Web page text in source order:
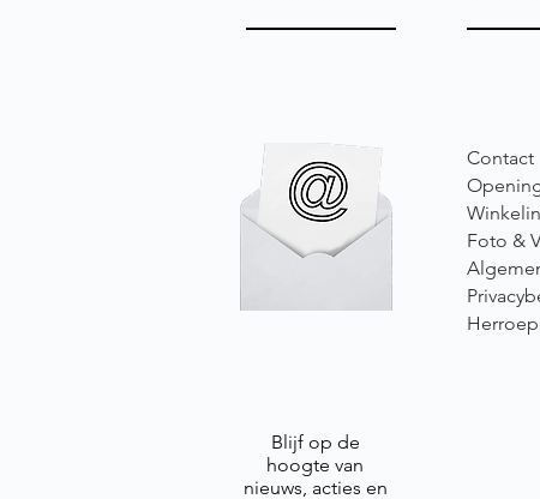
Blijf op de
hoogte van
nieuws, acties en
Contact
Foto &